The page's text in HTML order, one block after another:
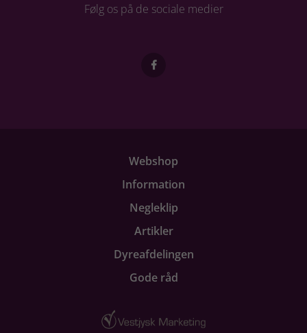
Følg os på de sociale medier
Webshop
Information
Negleklip
Artikler
Dyreafdelingen
Gode råd